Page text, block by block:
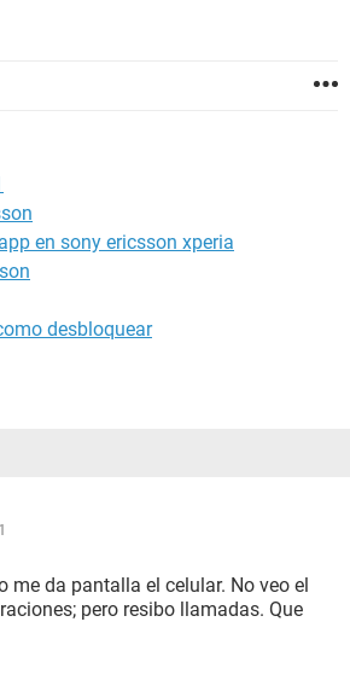
en sony ericsson xperia
desbloquear
me da pantalla el celular. No veo el
pero resibo llamadas. Que